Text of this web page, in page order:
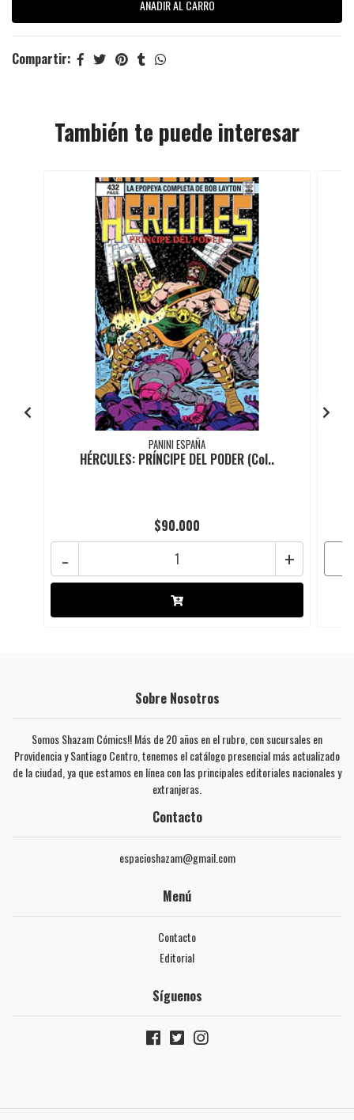
Compartir:
También te puede interesar
PANINI ESPAÑA
HÉRCULES: PRÍNCIPE DEL PODER (Col..
$90.000
+
-
Sobre Nosotros
Somos Shazam Cómics!! Más de 20 años en el rubro, con sucursales en
Providencia y Santiago Centro, tenemos el catálogo presencial más actualizado
de la ciudad, ya que estamos en línea con las principales editoriales nacionales y
extranjeras.
Contacto
espacioshazam@gmail.com
Menú
Contacto
Editorial
Síguenos